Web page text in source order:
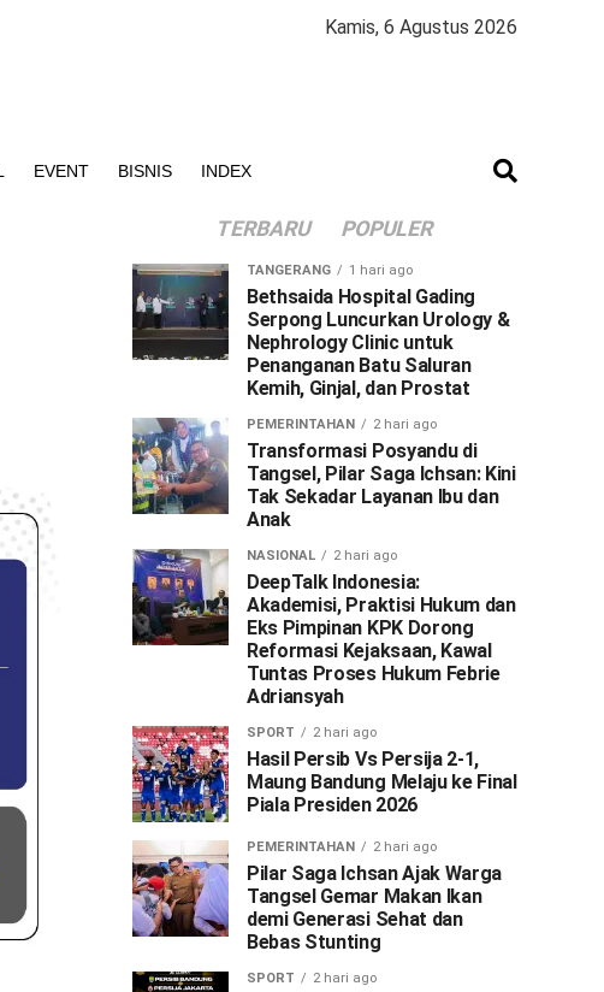
Kamis, 6 Agustus 2026
EVENT BISNIS INDEX
TERBARU POPULER
TANGERANG 1 hari ago
Bethsaida Hospital Gading
Serpong Luncurkan Urology &
Nephrology Clinic untuk
Penanganan Batu Saluran
Kemih, Ginjal, dan Prostat
PEMERINTAHAN 2 hari ago
Transformasi Posyandu di
Tangsel, Pilar Saga Ichsan: Kini
Tak Sekadar Layanan Ibu dan
Anak
NASIONAL 2 hari ago
DeepTalk Indonesia:
Akademisi, Praktisi Hukum dan
Eks Pimpinan KPK Dorong
Reformasi Kejaksaan, Kawal
Tuntas Proses Hukum Febrie
Adriansyah
SPORT 2 hari ago
Hasil Persib Vs Persija 2-1,
Maung Bandung Melaju ke Final
Piala Presiden 2026
PEMERINTAHAN 2 hari ago
Pilar Saga Ichsan Ajak Warga
Tangsel Gemar Makan Ikan
demi Generasi Sehat dan
Bebas Stunting
SPORT 2 hari ago